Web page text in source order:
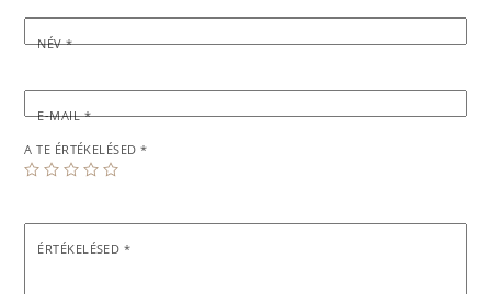
NÉV*
E-MAIL*
A TE ÉRTÉKELÉSED*
ÉRTÉKELÉSED *